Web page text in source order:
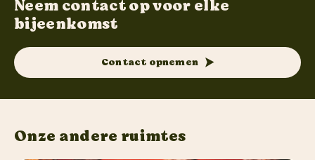
Neem contact op voor elke
bijeenkomst
Contact opnemen
Onze andere ruimtes